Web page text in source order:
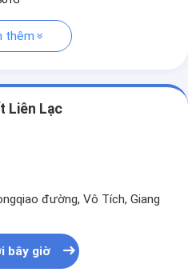
thêm
Liên Lạc
đường, Vô Tích, Giang
bây giờ